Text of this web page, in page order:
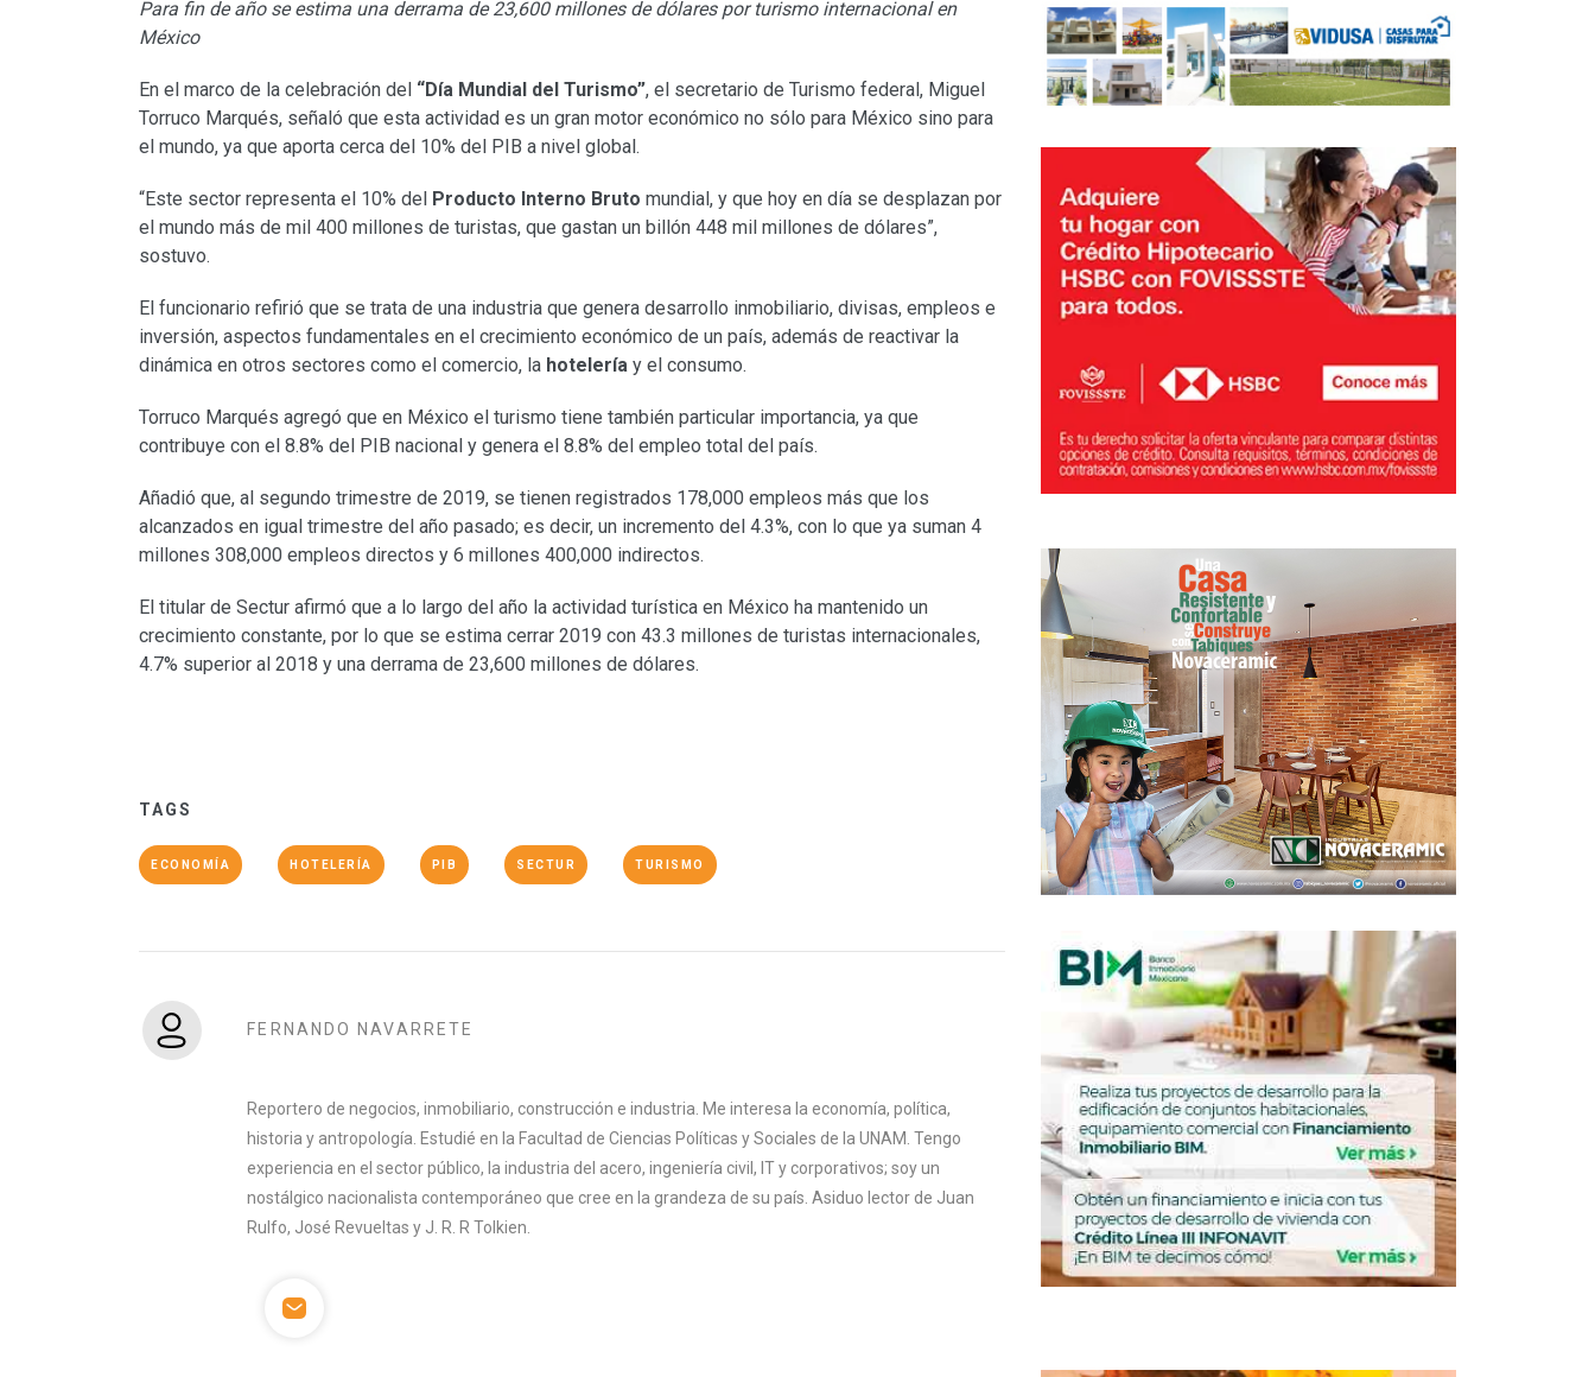
Para fin de año se estima una derrama de 23,600 millones de dólares por turismo internacional en
México
En el marco de la celebración del “Día Mundial del Turismo”, el secretario de Turismo federal, Miguel
Torruco Marqués, señaló que esta actividad es un gran motor económico no sólo para México sino para
el mundo, ya que aporta cerca del 10% del PIB a nivel global.
“Este sector representa el 10% del Producto Interno Bruto mundial, y que hoy en día se desplazan por
el mundo más de mil 400 millones de turistas, que gastan un billón 448 mil millones de dólares”,
sostuvo.
El funcionario refirió que se trata de una industria que genera desarrollo inmobiliario, divisas, empleos e
inversión, aspectos fundamentales en el crecimiento económico de un país, además de reactivar la
dinámica en otros sectores como el comercio, la hotelería y el consumo.
Torruco Marqués agregó que en México el turismo tiene también particular importancia, ya que
contribuye con el 8.8% del PIB nacional y genera el 8.8% del empleo total del país.
Añadió que, al segundo trimestre de 2019, se tienen registrados 178,000 empleos más que los
alcanzados en igual trimestre del año pasado; es decir, un incremento del 4.3%, con lo que ya suman 4
millones 308,000 empleos directos y 6 millones 400,000 indirectos.
El titular de Sectur afirmó que a lo largo del año la actividad turística en México ha mantenido un
crecimiento constante, por lo que se estima cerrar 2019 con 43.3 millones de turistas internacionales,
4.7% superior al 2018 y una derrama de 23,600 millones de dólares.
TAGS
ECONOMÍA HOTELERÍA PIB SECTUR TURISMO
FERNANDO NAVARRETE
Reportero de negocios, inmobiliario, construcción e industria. Me interesa la economía, política,
historia y antropología. Estudié en la Facultad de Ciencias Políticas y Sociales de la UNAM. Tengo
experiencia en el sector público, la industria del acero, ingeniería civil, IT y corporativos; soy un
nostálgico nacionalista contemporáneo que cree en la grandeza de su país. Asiduo lector de Juan
Rulfo, José Revueltas y J. R. R Tolkien.